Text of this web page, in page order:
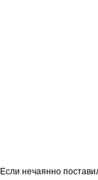
Если нечаянно